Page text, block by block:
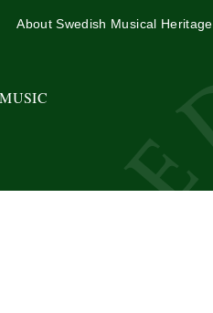
About Swedish Musical Heritage